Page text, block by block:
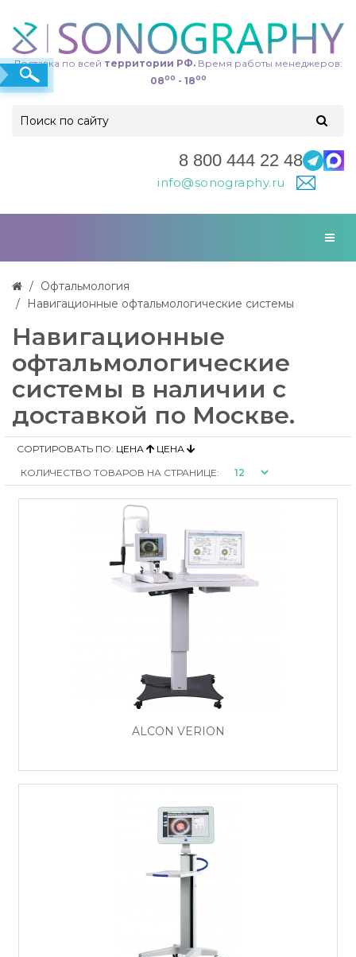
Доставка по всей территории РФ. Время работы менеджеров:
0800 - 1800
8 800 444 22 48
info@sonography.ru
Офтальмология
Навигационные офтальмологические системы
Навигационные
офтальмологические
системы в наличии с
доставкой по Москве.
СОРТИРОВАТЬ ПО: ЦЕНА
ЦЕНА
КОЛИЧЕСТВО ТОВАРОВ НА СТРАНИЦЕ:
ALCON VERION